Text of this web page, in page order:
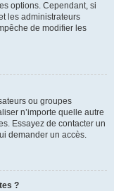
options. Cependant, si
les administrateurs
de modifier les
ou groupes
n’importe quelle autre
Essayez de contacter un
demander un accès.
?